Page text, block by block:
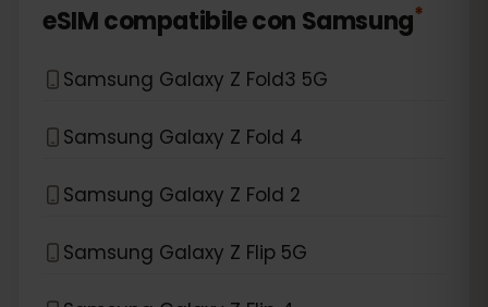
eSIM compatibile con Samsung*
Samsung Galaxy Z Fold3 5G
Samsung Galaxy Z Fold 4
Samsung Galaxy Z Fold 2
Samsung Galaxy Z Flip 5G